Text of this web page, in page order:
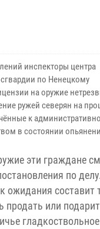
инспекторы центра
по Ненецкому
на оружие
ружей северян на
к
в состоянии
эти граждане
по
ожидания составит
продать или
гладкоствольное